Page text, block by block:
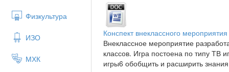
Физкультура
ИЗО
МХК
Конспект внеклассного
Внеклассное мероприятие
классов. Игра постоена по типу ТВ
игры6 обобщить и расширить